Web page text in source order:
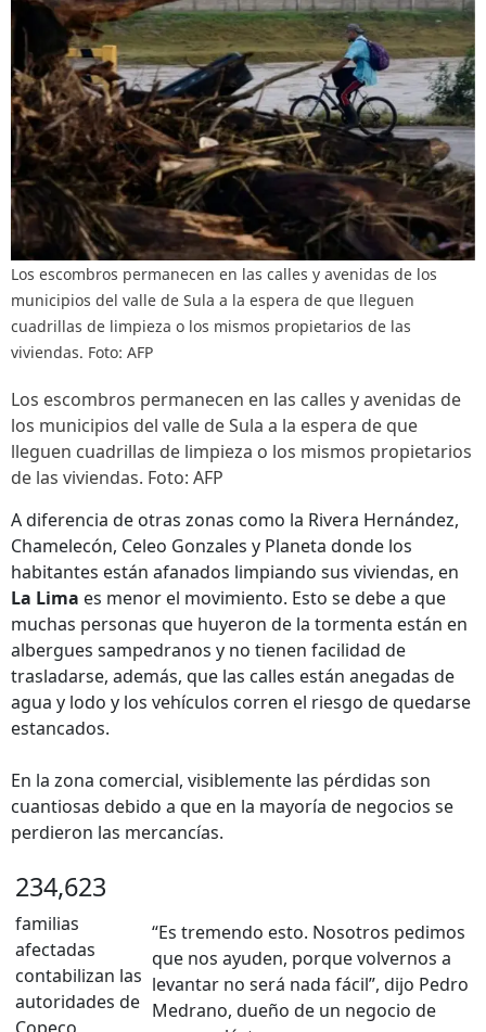
Los escombros permanecen en las calles y avenidas de los
municipios del valle de Sula a la espera de que lleguen
cuadrillas de limpieza o los mismos propietarios de las
viviendas. Foto: AFP
Los escombros permanecen en las calles y avenidas de
los municipios del valle de Sula a la espera de que
lleguen cuadrillas de limpieza o los mismos propietarios
de las viviendas. Foto: AFP
A diferencia de otras zonas como la Rivera Hernández,
Chamelecón, Celeo Gonzales y Planeta donde los
habitantes están afanados limpiando sus viviendas, en
La Lima es menor el movimiento. Esto se debe a que
muchas personas que huyeron de la tormenta están en
albergues sampedranos y no tienen facilidad de
trasladarse, además, que las calles están anegadas de
agua y lodo y los vehículos corren el riesgo de quedarse
estancados.
En la zona comercial, visiblemente las pérdidas son
cuantiosas debido a que en la mayoría de negocios se
perdieron las mercancías.
234,623
familias
afectadas
contabilizan las
autoridades de
“Es tremendo esto. Nosotros pedimos
que nos ayuden, porque volvernos a
levantar no será nada fácil”, dijo Pedro
Medrano, dueño de un negocio de